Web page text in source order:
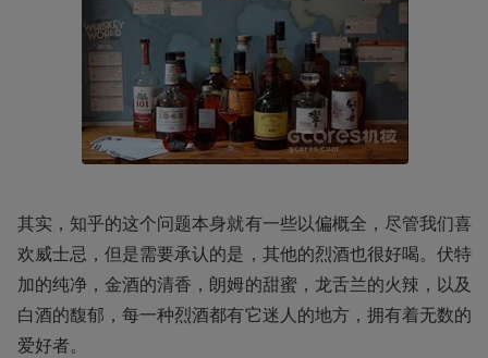
其实，知乎的这个问题本身就有一些以偏概全，尽管我们喜
欢威士忌，但是需要承认的是，其他的烈酒也很好喝。伏特
加的纯净，金酒的清香，朗姆的甜蜜，龙舌兰的火辣，以及
白酒的馥郁，每一种烈酒都有它迷人的地方，拥有着无数的
爱好者。